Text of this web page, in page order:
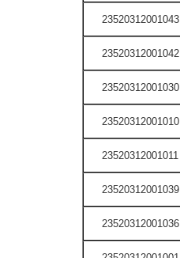
23520312001043
23520312001042
23520312001030
23520312001010
23520312001011
23520312001039
23520312001036